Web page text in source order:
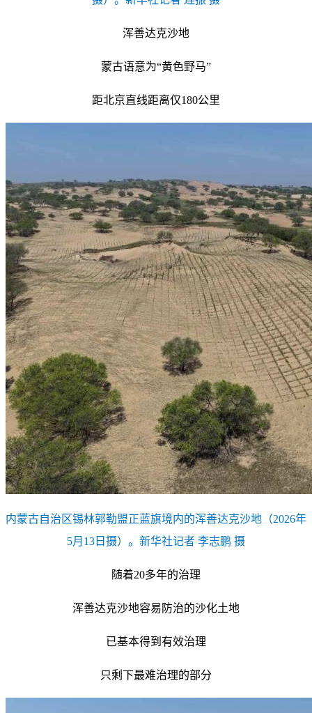
浑善达克沙地
蒙古语意为“黄色野马”
距北京直线距离仅180公里
内蒙古自治区锡林郭勒盟正蓝旗境内的浑善达克沙地（2026年
5月13日摄）。新华社记者 李志鹏 摄
随着20多年的治理
浑善达克沙地容易防治的沙化土地
已基本得到有效治理
只剩下最难治理的部分